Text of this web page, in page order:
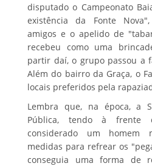
disputado o Campeonato
existência da Fonte
amigos e o apelido de
recebeu como uma
partir daí, o grupo passou a
Além do bairro da Graça, o
locais preferidos pela
Lembra que, na época, a
Pública, tendo à frente
considerado um homem
medidas para refrear os
conseguia uma forma de